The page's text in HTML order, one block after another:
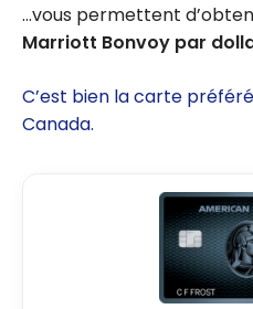
…vous permettent
Marriott Bonvoy par
C’est bien la carte
Canada.